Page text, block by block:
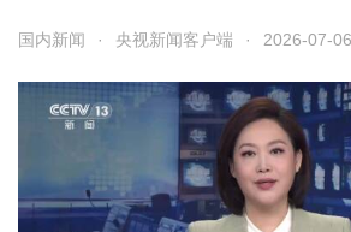
国内新闻 · 央视新闻客户端 · 2026-07-